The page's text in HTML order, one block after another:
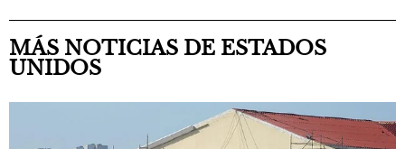
MÁS NOTICIAS DE ESTADOS
UNIDOS